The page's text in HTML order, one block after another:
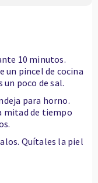
10 minutos.
un pincel de cocina
poco de sal.
para horno.
mitad de tiempo
Quítales la piel